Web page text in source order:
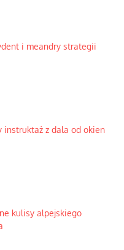
i meandry strategii
instruktaż z dala od okien
kulisy alpejskiego